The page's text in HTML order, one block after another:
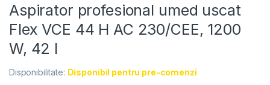
Aspirator profesional umed uscat
Flex VCE 44 H AC 230/CEE, 1200
W, 42 l
Disponibilitate: Disponibil pentru pre-comenzi